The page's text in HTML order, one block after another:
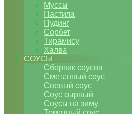
Муссы
Пастила
Пудинг
Сорбет
Тирамису
Халва
СОУСЫ
Сборник соусов
Сметанный соус
Соевый соус
Соус сырный
Соусы на зиму
Томатный соус